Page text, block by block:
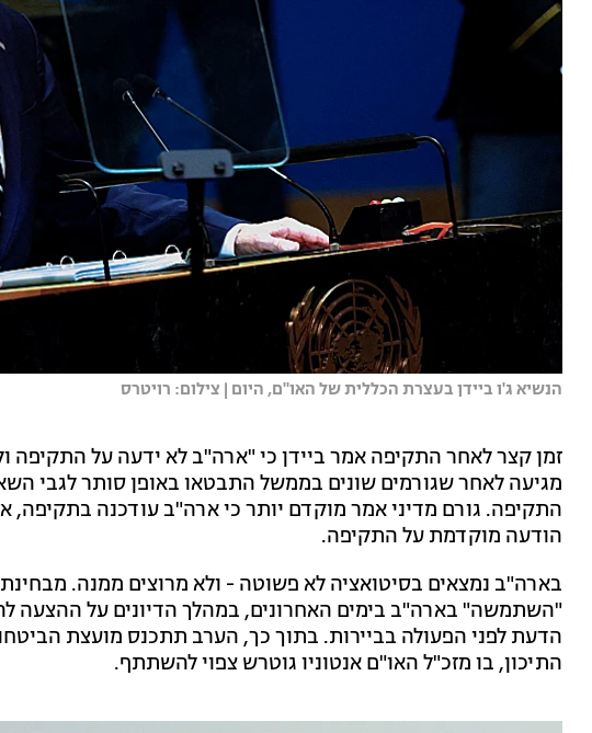
הנשיא ג'ו ביידן בעצרת הכללית של האו"ם, היום | צילום: רויטרס
זמן קצר לאחר התקיפה אמר ביידן כי "ארה"ב לא ידעה על
מגיעה לאחר שגורמים שונים בממשל התבטאו באופן סותר לגבי
התקיפה. גורם מדיני אמר מוקדם יותר כי ארה"ב עודכנה בתקיפה,
הודעה מוקדמת על התקיפה.
בארה"ב נמצאים בסיטואציה לא פשוטה - ולא מרוצים ממנה.
"השתמשה" בארה"ב בימים האחרונים, במהלך הדיונים על ההצעה
הדעת לפני הפעולה בביירות. בתוך כך, הערב תתכנס מועצת
התיכון, בו מזכ"ל האו"ם אנטוניו גוטרש צפוי להשתתף.